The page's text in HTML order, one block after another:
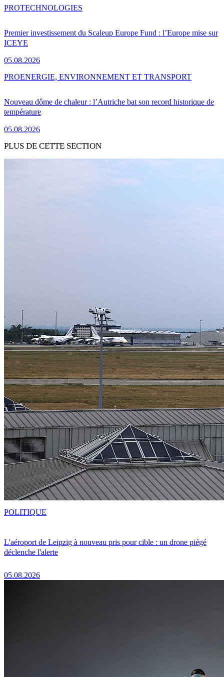
Premier investissement du Scaleup Europe Fund : l’Europe mise sur
ICEYE
05.08.2026
PROTECHNOLOGIES
Nouveau dôme de chaleur : l’Autriche bat son record historique de
température
05.08.2026
PROENERGIE, ENVIRONNEMENT ET TRANSPORT
PLUS DE CETTE SECTION
L'aéroport de Leipzig à nouveau pris pour cible : un drone piégé
déclenche l'alerte
05.08.2026
POLITIQUE